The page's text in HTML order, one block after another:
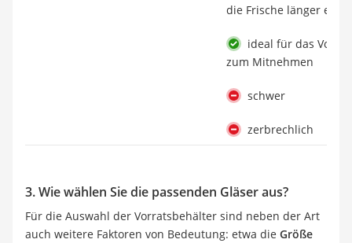
die Frische länger
ideal für das
zum Mitnehmen
schwer
zerbrechlich
3. Wie wählen Sie die passenden Gläser aus?
Für die Auswahl der Vorratsbehälter sind neben der Art
auch weitere Faktoren von Bedeutung: etwa die Größe